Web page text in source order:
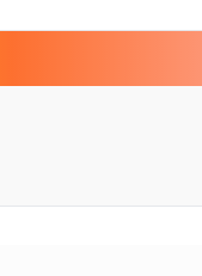
in the lobby and
the Holiday Inn Zürich